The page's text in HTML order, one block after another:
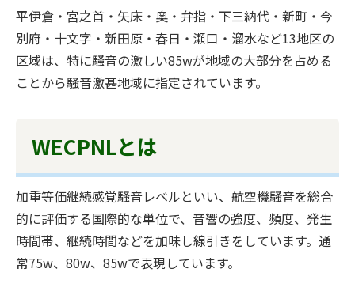
平伊倉・宮之首・矢床・奥・弁指・下三納代・新町・今
別府・十文字・新田原・春日・瀬口・溜水など13地区の
区域は、特に騒音の激しい85wが地域の大部分を占める
ことから騒音激甚地域に指定されています。
WECPNLとは
加重等価継続感覚騒音レベルといい、航空機騒音を総合
的に評価する国際的な単位で、音響の強度、頻度、発生
時間帯、継続時間などを加味し線引きをしています。通
常75w、80w、85wで表現しています。